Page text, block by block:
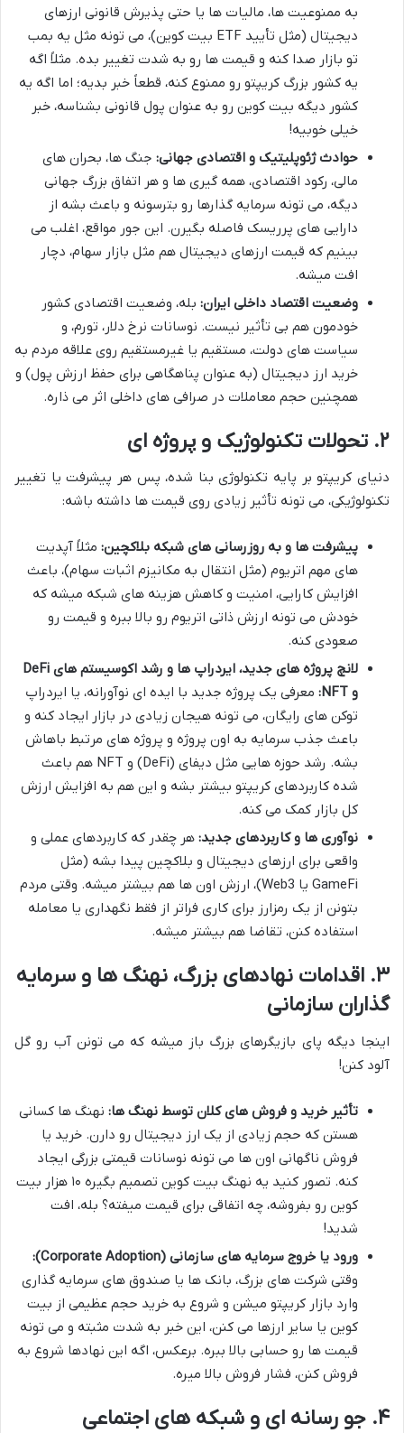
به ممنوعیت ها، مالیات ها یا حتی پذیرش قانونی ارزهای
دیجیتال (مثل تأیید ETF بیت کوین)، می تونه مثل یه بمب
تو بازار صدا کنه و قیمت ها رو به شدت تغییر بده. مثلاً اگه
یه کشور بزرگ کریپتو رو ممنوع کنه، قطعاً خبر بدیه؛ اما اگه یه
کشور دیگه بیت کوین رو به عنوان پول قانونی بشناسه، خبر
خیلی خوبیه!
حوادث ژئوپلیتیک و اقتصادی جهانی: جنگ ها، بحران های
مالی، رکود اقتصادی، همه گیری ها و هر اتفاق بزرگ جهانی
دیگه، می تونه سرمایه گذارها رو بترسونه و باعث بشه از
دارایی های پرریسک فاصله بگیرن. این جور مواقع، اغلب می
بینیم که قیمت ارزهای دیجیتال هم مثل بازار سهام، دچار
افت میشه.
وضعیت اقتصاد داخلی ایران: بله، وضعیت اقتصادی کشور
خودمون هم بی تأثیر نیست. نوسانات نرخ دلار، تورم، و
سیاست های دولت، مستقیم یا غیرمستقیم روی علاقه مردم به
خرید ارز دیجیتال (به عنوان پناهگاهی برای حفظ ارزش پول) و
همچنین حجم معاملات در صرافی های داخلی اثر می ذاره.
۲. تحولات تکنولوژیک و پروژه ای
دنیای کریپتو بر پایه تکنولوژی بنا شده، پس هر پیشرفت یا تغییر
تکنولوژیکی، می تونه تأثیر زیادی روی قیمت ها داشته باشه:
پیشرفت ها و به روزرسانی های شبکه بلاکچین: مثلاً آپدیت
های مهم اتریوم (مثل انتقال به مکانیزم اثبات سهام)، باعث
افزایش کارایی، امنیت و کاهش هزینه های شبکه میشه که
خودش می تونه ارزش ذاتی اتریوم رو بالا ببره و قیمت رو
صعودی کنه.
لانچ پروژه های جدید، ایردراپ ها و رشد اکوسیستم های DeFi
و NFT:
معرفی یک پروژه جدید با ایده ای نوآورانه، یا ایردراپ
توکن های رایگان، می تونه هیجان زیادی در بازار ایجاد کنه و
باعث جذب سرمایه به اون پروژه و پروژه های مرتبط باهاش
بشه. رشد حوزه هایی مثل دیفای (DeFi) و NFT هم باعث
شده کاربردهای کریپتو بیشتر بشه و این هم به افزایش ارزش
کل بازار کمک می کنه.
نوآوری ها و کاربردهای جدید: هر چقدر که کاربردهای عملی و
واقعی برای ارزهای دیجیتال و بلاکچین پیدا بشه (مثل
GameFi یا Web3)، ارزش اون ها هم بیشتر میشه. وقتی مردم
بتونن از یک رمزارز برای کاری فراتر از فقط نگهداری یا معامله
استفاده کنن، تقاضا هم بیشتر میشه.
۳. اقدامات نهادهای بزرگ، نهنگ ها و سرمایه
گذاران سازمانی
اینجا دیگه پای بازیگرهای بزرگ باز میشه که می تونن آب رو گل
آلود کنن!
تأثیر خرید و فروش های کلان توسط نهنگ ها: نهنگ ها کسانی
هستن که حجم زیادی از یک ارز دیجیتال رو دارن. خرید یا
فروش ناگهانی اون ها می تونه نوسانات قیمتی بزرگی ایجاد
کنه. تصور کنید یه نهنگ بیت کوین تصمیم بگیره ۱۰ هزار بیت
کوین رو بفروشه، چه اتفاقی برای قیمت میفته؟ بله، افت
شدید!
ورود یا خروج سرمایه های سازمانی (Corporate Adoption):
وقتی شرکت های بزرگ، بانک ها یا صندوق های سرمایه گذاری
وارد بازار کریپتو میشن و شروع به خرید حجم عظیمی از بیت
کوین یا سایر ارزها می کنن، این خبر به شدت مثبته و می تونه
قیمت ها رو حسابی بالا ببره. برعکس، اگه این نهادها شروع به
فروش کنن، فشار فروش بالا میره.
۴. جو رسانه ای و شبکه های اجتماعی